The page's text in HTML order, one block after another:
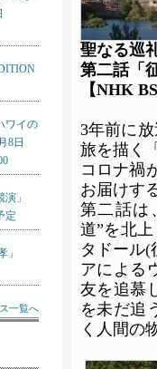
聖なる巡
第二話「
【NHK
3年前に
旅を描く
コロナ禍
お届けす
第二話は
道”を北
タドール(
アによる
友を追慕
を未だ追
く人間の
ワイの
8日
」
定
一覧へ